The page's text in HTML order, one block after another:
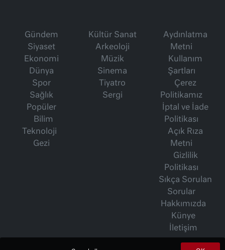
Gündem
Siyaset
Ekonomi
Dünya
Spor
Sağlık
Popüler
Bilim
Teknoloji
Gezi
Kültür Sanat
Arkeoloji
Müzik
Sinema
Tiyatro
Sergi
Aydınlatma
Metni
Kullanım
Şartları
Çerez
Politikamız
İptal ve İade
Politikası
Açık Rıza
Metni
Gizlilik
Politikası
Sıkça Sorulan
Sorular
Hakkımızda
Künye
İletişim